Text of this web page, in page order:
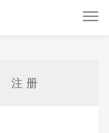
注 册